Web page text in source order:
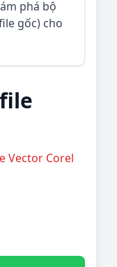
phá bộ
gốc) cho
Vector Corel